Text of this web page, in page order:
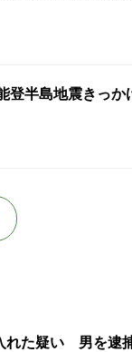
登半島地震きっ
れた疑い 男を逮